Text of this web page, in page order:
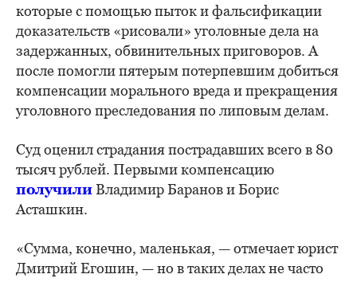
которые с помощью пыток и фальсификации
доказательств «рисовали» уголовные дела на
задержанных, обвинительных приговоров. А
после помогли пятерым потерпевшим добиться
компенсации морального вреда и прекращения
уголовного преследования по липовым делам.
Суд оценил страдания пострадавших всего в 80
тысяч рублей. Первыми компенсацию
получили Владимир Баранов и Борис
Асташкин.
«Сумма, конечно, маленькая, — отмечает юрист
Дмитрий Егошин, — но в таких делах не часто